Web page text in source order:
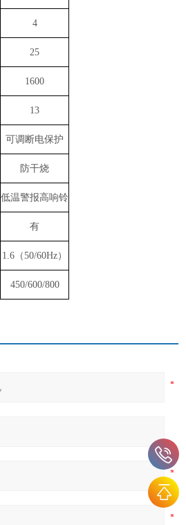
4
25
1600
13
可调断电保护
防干烧
低温警报高响铃
有
1.6（50/60Hz）
450/600/800